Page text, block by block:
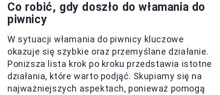
Co robić, gdy doszło do włamania do
piwnicy
W sytuacji włamania do piwnicy kluczowe
okazuje się szybkie oraz przemyślane działanie.
Poniższa lista krok po kroku przedstawia istotne
działania, które warto podjąć. Skupiamy się na
najważniejszych aspektach, ponieważ pomogą